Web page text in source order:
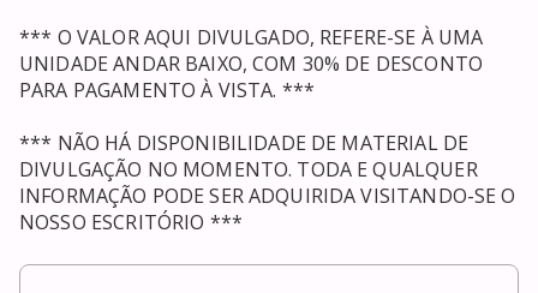
*** O VALOR AQUI DIVULGADO, REFERE-SE À UMA
UNIDADE ANDAR BAIXO, COM 30% DE DESCONTO
PARA PAGAMENTO À VISTA. ***
*** NÃO HÁ DISPONIBILIDADE DE MATERIAL DE
DIVULGAÇÃO NO MOMENTO. TODA E QUALQUER
INFORMAÇÃO PODE SER ADQUIRIDA VISITANDO-SE O
NOSSO ESCRITÓRIO ***